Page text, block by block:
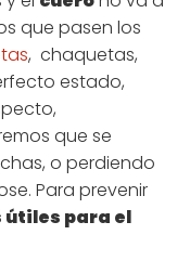
que pasen los
, chaquetas,
estado,
que se
o perdiendo
Para prevenir
útiles para el